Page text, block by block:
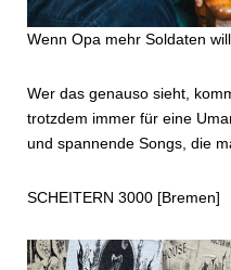
Wenn Opa mehr Soldaten
Wer das genauso sieht,
trotzdem immer für eine
und spannende Songs, die
SCHEITERN 3000 [Bremen]